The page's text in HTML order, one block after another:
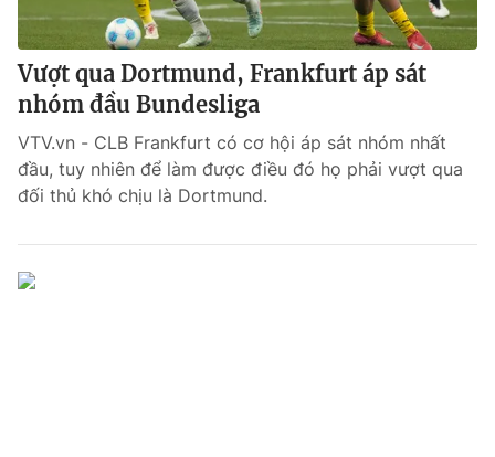
Vượt qua Dortmund, Frankfurt áp sát
nhóm đầu Bundesliga
VTV.vn - CLB Frankfurt có cơ hội áp sát nhóm nhất
đầu, tuy nhiên để làm được điều đó họ phải vượt qua
đối thủ khó chịu là Dortmund.